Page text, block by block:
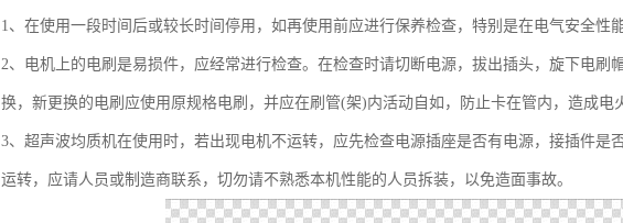
1、在使用一段时间后或较长时间停用，如再使用前应进行保养检查，特别是在电气安全性
2、电机上的电刷是易损件，应经常进行检查。在检查时请切断电源，拔出插头，旋下电刷
换，新更换的电刷应使用原规格电刷，并应在刷管(架)内活动自如，防止卡在管内，造成电
3、超声波均质机在使用时，若出现电机不运转，应先检查电源插座是否有电源，接插件
运转，应请人员或制造商联系，切勿请不熟悉本机性能的人员拆装，以免造面事故。